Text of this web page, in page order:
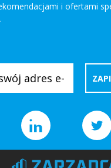
i ofertami